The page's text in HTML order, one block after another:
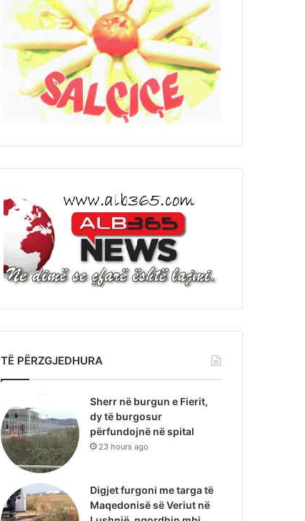
TË PËRZGJEDHURA
Sherr në burgun e Fierit,
dy të burgosur
përfundojnë në spital
23 hours ago
Digjet furgoni me targa të
Maqedonisë së Veriut në